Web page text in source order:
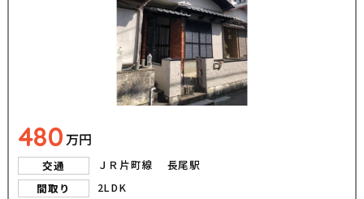
480万円
交通
ＪＲ片町線 長尾駅
間取り
2LDK